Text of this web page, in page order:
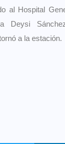
al Hospital
Deysi
a la estación.